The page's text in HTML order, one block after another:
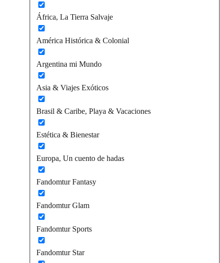
África, La Tierra Salvaje
América Histórica & Colonial
Argentina mi Mundo
Asia & Viajes Exóticos
Brasil & Caribe, Playa & Vacaciones
Estética & Bienestar
Europa, Un cuento de hadas
Fandomtur Fantasy
Fandomtur Glam
Fandomtur Sports
Fandomtur Star